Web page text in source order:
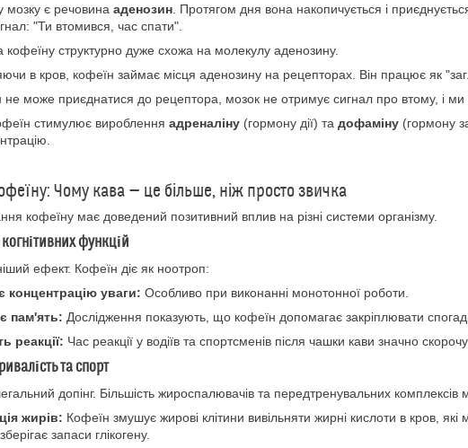
є речовина аденозин . Протягом дня вона накопичується і
"Ти втомився, час спати".
кофеїну структурно дуже схожа на молекулу аденозину.
в кров, кофеїн займає місця аденозину на рецепторах. Він працює як
може приєднатися до рецептора, мозок не отримує сигнал про втому, і ми
стимулює вироблення адреналіну (гормону дії) та дофаміну (гормону
Чому кава — це більше, ніж просто звичка
кофеїну має доведений позитивний вплив на різні системи організму.
функцій
ефект. Кофеїн діє як ноотроп:
концентрацію уваги: Особливо при виконанні монотонної роботи.
пам'ять: Дослідження показують, що кофеїн допомагає закріплювати
реакції: Час реакції у водіїв та спортсменів після чашки кави значно
та спорт
допінг. Більшість жироспалювачів та передтренувальних комплексів
жирів: Кофеїн змушує жирові клітини вивільняти жирні кислоти в кров,
запаси глікогену.